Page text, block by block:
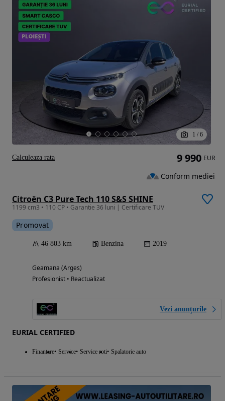
1 / 6
Citroën C3 Pure Tech 110 S&S SHINE
1199 cm3 • 110 CP • Garantie 36 luni | Certificare TUV
Promovat
46 803 km Benzina 2019
Geamana (Arges)
Profesionist • Reactualizat
Vezi anunțurile
EURIAL CERTIFIED
Finantare Service Service roti Spalatorie auto
9 990 EUR
Conform mediei
Calculeaza rata